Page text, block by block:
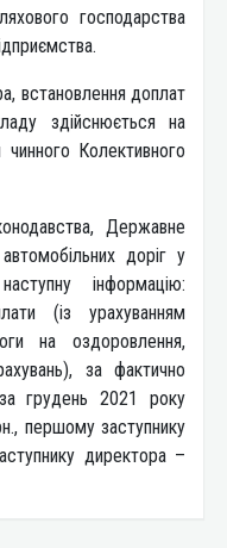
господарства
встановлення доплат
здійснюється на
Колективного
Державне
доріг у
інформацію:
(із урахуванням
на оздоровлення,
за фактично
за грудень 2021 року
першому заступнику
директора –